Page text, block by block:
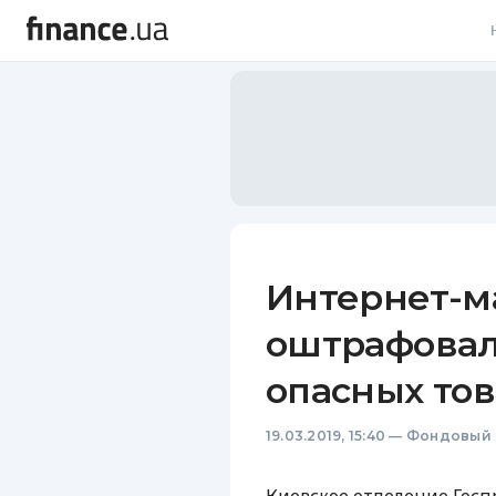
Интернет-
опасных
19.03.2019, 15:40 — Фондовый